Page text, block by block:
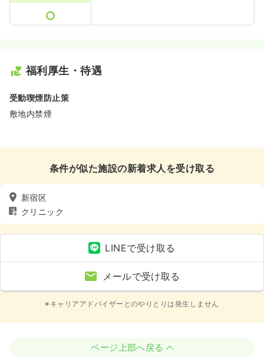
福利厚生・待遇
受動喫煙防止策
敷地内禁煙
条件が似た施設の新着求人を受け取る
新宿区
クリニック
LINEで受け取る
メールで受け取る
※キャリアアドバイザーとのやりとりは発生しません
ページ上部へ戻る